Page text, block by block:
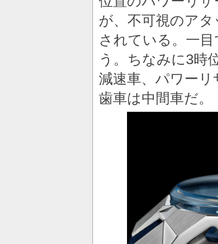
が、不可視のア
されている。一
う。ちなみに3時
減速車、パワー
歯車は中間車だ。